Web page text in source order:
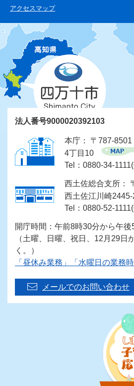
アクセスマップ
法人番号9000020392103
本庁： 〒787-
4丁目10
Tel：0880-34-
西土佐総合支所：
西土佐江川崎2445-
Tel：0880-52-
開庁時間：午前8時30分から午
（土曜、日曜、祝日、12月29日
く。）
「昼休み業務」「水曜日の業務
メールでのお問い合わせ